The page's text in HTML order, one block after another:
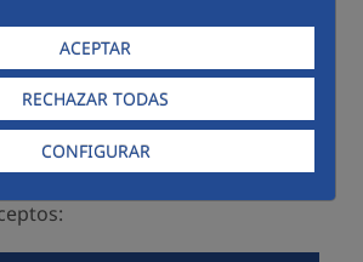
ACEPTAR
RECHAZAR TODAS
CONFIGURAR
del agua potable
doméstico
del agua enArico